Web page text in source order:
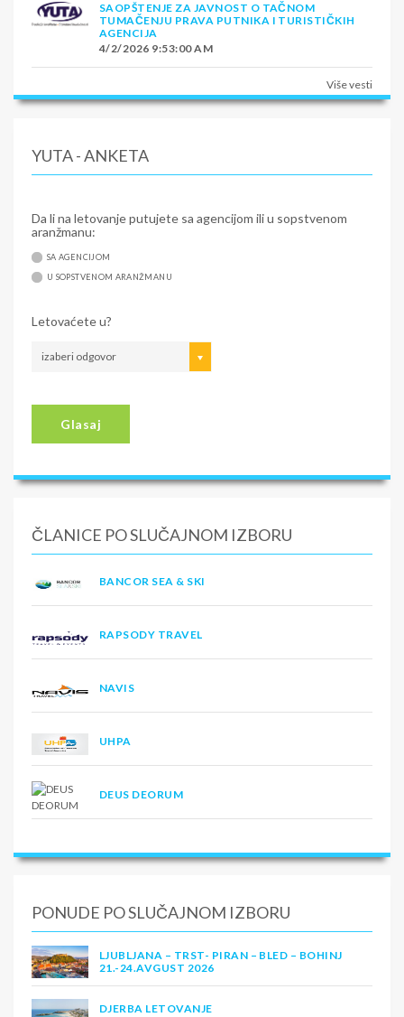
SAOPŠTENJE ZA JAVNOST O TAČNOM
TUMAČENJU PRAVA PUTNIKA I TURISTIČKIH
AGENCIJA
4/2/2026 9:53:00 AM
Više vesti
YUTA - ANKETA
Da li na letovanje putujete sa agencijom ili u sopstvenom
aranžmanu:
SA AGENCIJOM
U SOPSTVENOM ARANŽMANU
Letovaćete u?
izaberi odgovor
Glasaj
ČLANICE PO SLUČAJNOM IZBORU
BANCOR SEA & SKI
RAPSODY TRAVEL
NAVIS
UHPA
DEUS DEORUM
PONUDE PO SLUČAJNOM IZBORU
LJUBLJANA – TRST- PIRAN – BLED – BOHINJ
21.-24.AVGUST 2026
DJERBA LETOVANJE